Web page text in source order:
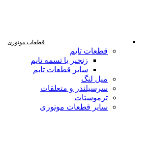
قطعات موتوری
قطعات تایم
زنجیر یا تسمه تایم
سایر قطعات تایم
میل لنگ
سرسیلندر و متعلقات
ترموستات
سایر قطعات موتوری